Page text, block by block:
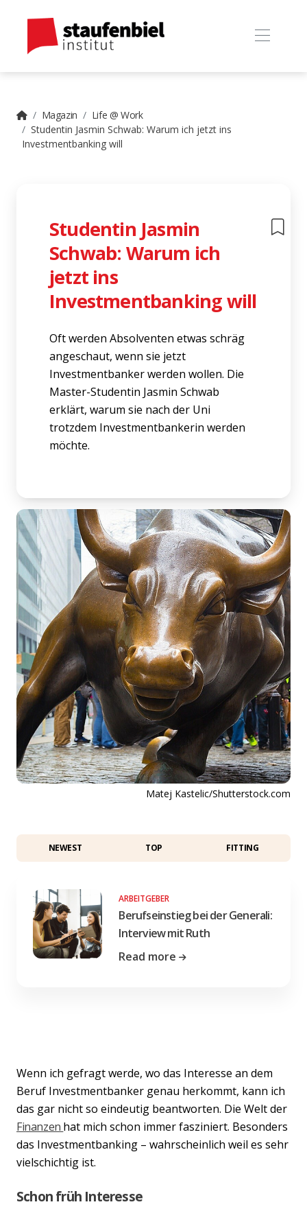
Magazin
Life @ Work
Studentin Jasmin Schwab: Warum ich jetzt ins
Investmentbanking will
Studentin Jasmin
Schwab: Warum ich
jetzt ins
Investmentbanking will
Oft werden Absolventen etwas schräg
angeschaut, wenn sie jetzt
Investmentbanker werden wollen. Die
Master-Studentin Jasmin Schwab
erklärt, warum sie nach der Uni
trotzdem Investmentbankerin werden
möchte.
Matej Kastelic/Shutterstock.com
NEWEST TOP FITTING
ARBEITGEBER
Berufseinstieg bei der Generali:
Interview mit Ruth
Read more
Wenn ich gefragt werde, wo das Interesse an dem
Beruf Investmentbanker genau herkommt, kann ich
das gar nicht so eindeutig beantworten. Die Welt der
Finanzen hat mich schon immer fasziniert. Besonders
das Investmentbanking – wahrscheinlich weil es sehr
vielschichtig ist.
Schon früh Interesse